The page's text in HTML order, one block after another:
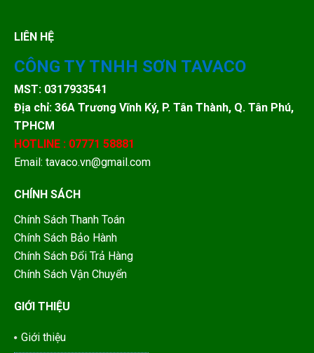
LIÊN HỆ
CÔNG TY TNHH SƠN TAVACO
MST: 0317933541
Địa chỉ: 36A Trương Vĩnh Ký, P. Tân Thành, Q. Tân Phú,
TPHCM
HOTLINE : 07771 58881
Email: tavaco.vn@gmail.com
CHÍNH SÁCH
Chính Sách Thanh Toán
Chính Sách Bảo Hành
Chính Sách Đổi Trả Hàng
Chính Sách Vận Chuyển
GIỚI THIỆU
Giới thiệu